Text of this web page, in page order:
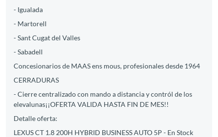
- Igualada
- Martorell
- Sant Cugat del Valles
- Sabadell
Concesionarios de MAAS ens mous, profesionales desde 1964
CERRADURAS
- Cierre centralizado con mando a distancia y contról de los
elevalunas¡¡OFERTA VALIDA HASTA FIN DE MES!!
Detalle oferta:
LEXUS CT 1.8 200H HYBRID BUSINESS AUTO 5P - En Stock